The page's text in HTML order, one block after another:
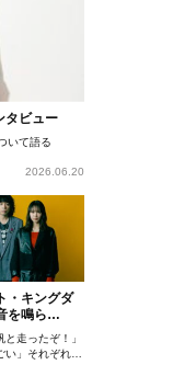
タビュー
いて語る
2026.06.20
・キングダ
を鳴ら
伸、若葉竜
インタビュ
と走ったぞ！」
い」それぞれの